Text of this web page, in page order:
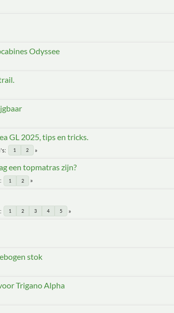
Odyssee
GL 2025, tips en tricks.
1 2
een topmatras zijn?
1 2
1 2 3 4 5
stok
Trigano Alpha